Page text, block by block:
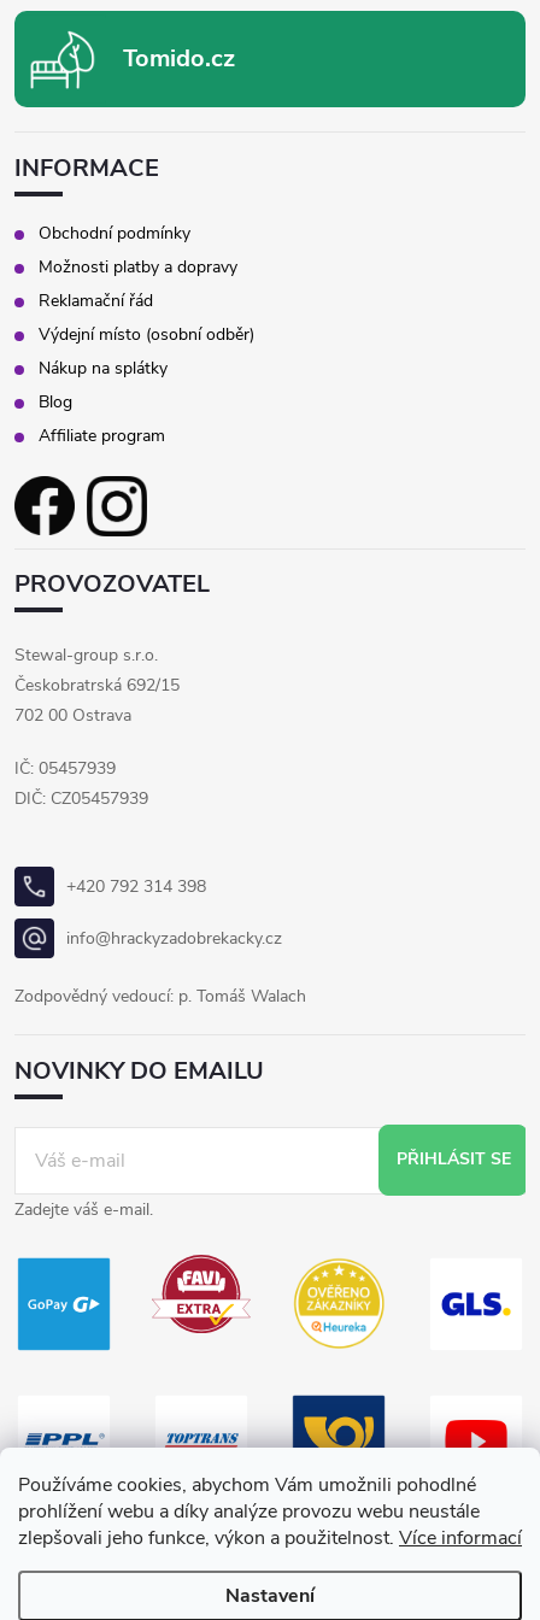
Používáme cookies, abychom Vám umožnili pohodlné
prohlížení webu a díky analýze provozu webu neustále
zlepšovali jeho funkce, výkon a použitelnost. Více informací
Nastavení
Tomido.cz
INFORMACE
Obchodní podmínky
Možnosti platby a dopravy
Reklamační řád
Výdejní místo (osobní odběr)
Nákup na splátky
Blog
Affiliate program
PROVOZOVATEL
Stewal-group s.r.o.
Českobratrská 692/15
702 00 Ostrava
IČ: 05457939
DIČ: CZ05457939
+420 792 314 398
info@hrackyzadobrekacky.cz
Zodpovědný vedoucí: p. Tomáš Walach
NOVINKY DO EMAILU
PŘIHLÁSIT SE
Zadejte váš e-mail.